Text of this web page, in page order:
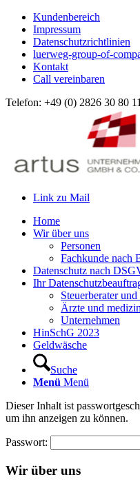
Kundenbereich
Impressum
Datenschutzrichtlinien
luerweg-group-of-
Kontakt
Call vereinbaren
Telefon: +49 (0) 2826 30 80
Link zu Mail
Home
Wir über uns
Personen
Fachkunde nach
Datenschutz nach
Ihr
Steuerberater
Ärzte und
Unternehmen
HinSchG 2023
Geldwäsche
Suche
Menü Menü
Dieser Inhalt ist
um ihn anzeigen zu können.
Passwort:
Wir über uns